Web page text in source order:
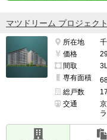
マツドリーム プロジェク
所在地
価格
間取
専有面積
総戸数
交通